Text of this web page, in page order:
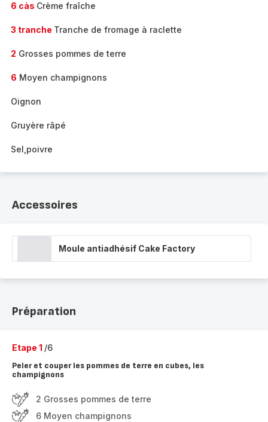
6 càs Crème fraîche
3 tranche Tranche de fromage à raclette
2 Grosses pommes de terre
6 Moyen champignons
Oignon
Gruyère râpé
Sel,poivre
Accessoires
Moule antiadhésif Cake Factory
Préparation
Etape 1 /6
Peler et couper les pommes de terre en cubes, les
champignons
2 Grosses pommes de terre
6 Moyen champignons